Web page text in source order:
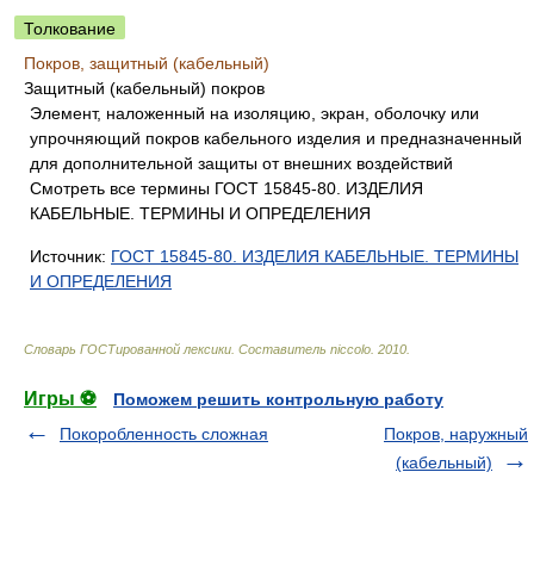
Толкование
Покров, защитный (кабельный)
Защитный (кабельный) покров
Элемент, наложенный на изоляцию, экран, оболочку или
упрочняющий покров кабельного изделия и предназначенный
для дополнительной защиты от внешних воздействий
Смотреть все термины ГОСТ 15845-80. ИЗДЕЛИЯ
КАБЕЛЬНЫЕ. ТЕРМИНЫ И ОПРЕДЕЛЕНИЯ
Источник: ГОСТ 15845-80. ИЗДЕЛИЯ КАБЕЛЬНЫЕ. ТЕРМИНЫ
И ОПРЕДЕЛЕНИЯ
Словарь ГОСТированной лексики Составитель niccolo 2010
Игры ⚽
Поможем решить контрольную работу
Покоробленность сложная
Покров, наружный
(кабельный)